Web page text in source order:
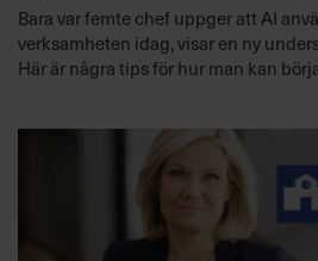
Bara var femte chef uppger att AI
verksamheten idag, visar en ny
Här är några tips för hur man kan